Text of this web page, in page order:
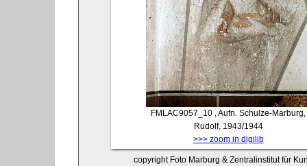
FMLAC9057_10 , Aufn. Schulze-Marburg,
Rudolf, 1943/1944
>>> zoom in digilib
copyright Foto Marburg & Zentralinstitut für